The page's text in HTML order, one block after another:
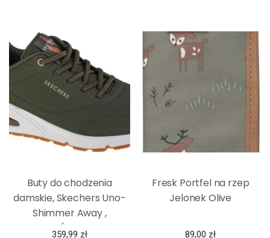
Buty do chodzenia
damskie, Skechers Uno-
Shimmer Away ,
SPRAWDŹ OKAZJE NA
359,99 zł
Fresk Portfel na rzep
Jelonek Olive
89,00 zł